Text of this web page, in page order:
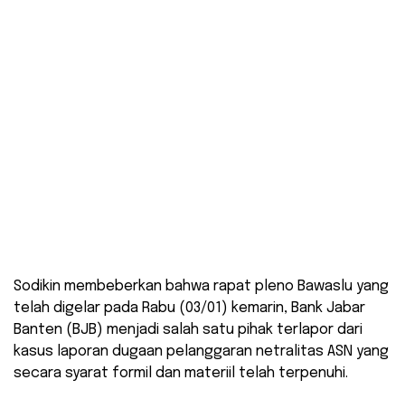
Sodikin membeberkan bahwa rapat pleno Bawaslu yang
telah digelar pada Rabu (03/01) kemarin, Bank Jabar
Banten (BJB) menjadi salah satu pihak terlapor dari
kasus laporan dugaan pelanggaran netralitas ASN yang
secara syarat formil dan materiil telah terpenuhi.